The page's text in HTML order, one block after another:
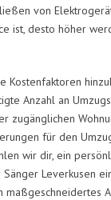
von
ist, desto höher
Kostenfaktoren
Anzahl an
zugänglichen
für den
wir dir, ein
Leverkusen
maßgeschneidertes